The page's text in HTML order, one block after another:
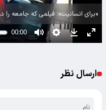
«برای انسانیت»؛ فیلمی که جامعه را
ارسال نظر